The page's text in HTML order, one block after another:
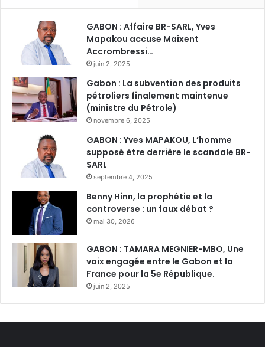
GABON : Affaire BR-SARL, Yves
Mapakou accuse Maixent
Accrombressi…
juin 2, 2025
Gabon : La subvention des produits
pétroliers finalement maintenue
(ministre du Pétrole)
novembre 6, 2025
GABON : Yves MAPAKOU, L’homme
supposé être derrière le scandale BR-
SARL
septembre 4, 2025
Benny Hinn, la prophétie et la
controverse : un faux débat ?
mai 30, 2026
GABON : TAMARA MEGNIER-MBO, Une
voix engagée entre le Gabon et la
France pour la 5e République.
juin 2, 2025